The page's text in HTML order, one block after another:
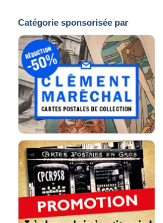
Catégorie sponsorisée par